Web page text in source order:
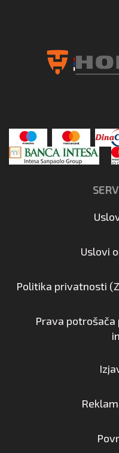
Uslovi
Politika privatnosti
Prava